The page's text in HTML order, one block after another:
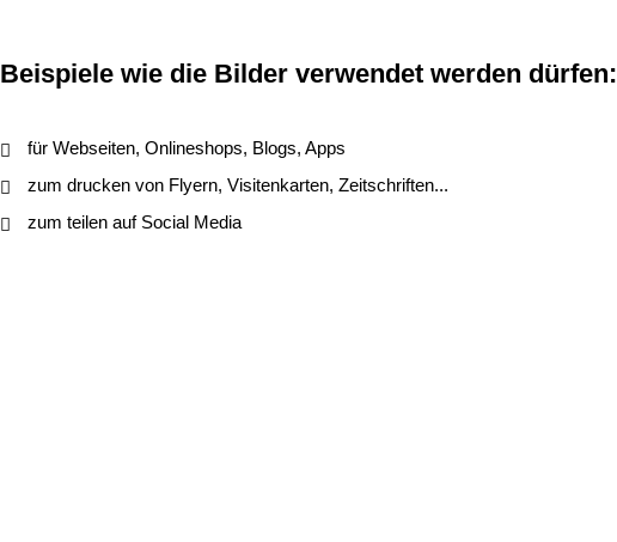
Beispiele wie die Bilder verwendet werden dürfen:
für Webseiten, Onlineshops, Blogs, Apps
zum drucken von Flyern, Visitenkarten, Zeitschriften...
zum teilen auf Social Media